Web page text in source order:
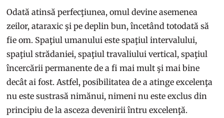
Odată atinsă perfecţiunea, omul devine asemenea
zeilor, ataraxic şi pe deplin bun, încetând totodată să
fie om. Spaţiul umanului este spaţiul intervalului,
spaţiul strădaniei, spaţiul travaliului vertical, spaţiul
încercării permanente de a fi mai mult şi mai bine
decât ai fost. Astfel, posibilitatea de a atinge excelenţa
nu este sustrasă nimănui, nimeni nu este exclus din
principiu de la asceza devenirii întru excelenţă.